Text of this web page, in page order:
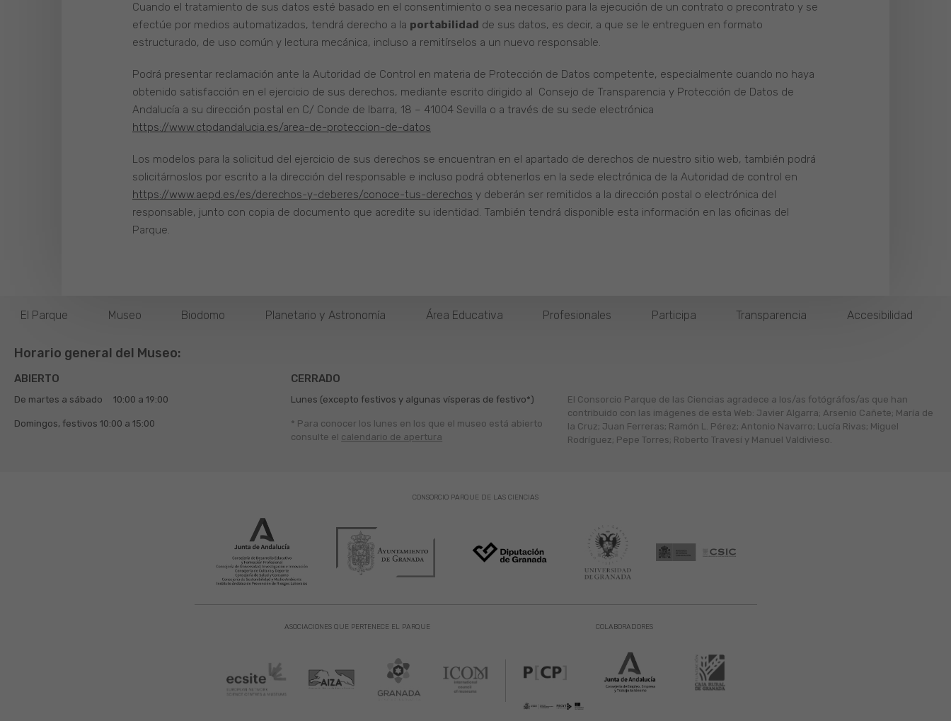
Cuando el tratamiento de sus datos esté basado en el consentimiento o sea necesario para la ejecución de un contrato o precontrato y se
efectúe por medios automatizados, tendrá derecho a la portabilidad de sus datos, es decir, a que se le entreguen en formato
estructurado, de uso común y lectura mecánica, incluso a remitírselos a un nuevo responsable.
Podrá presentar reclamación ante la Autoridad de Control en materia de Protección de Datos competente, especialmente cuando no haya
obtenido satisfacción en el ejercicio de sus derechos, mediante escrito dirigido al Consejo de Transparencia y Protección de Datos de
Andalucía a su dirección postal en C/ Conde de Ibarra, 18 – 41004 Sevilla o a través de su sede electrónica
https://www.ctpdandalucia.es/area-de-proteccion-de-datos
Los modelos para la solicitud del ejercicio de sus derechos se encuentran en el apartado de derechos de nuestro sitio web, también podrá
solicitárnoslos por escrito a la dirección del responsable e incluso podrá obtenerlos en la sede electrónica de la Autoridad de control en
https://www.aepd.es/es/derechos-y-deberes/conoce-tus-derechos y deberán ser remitidos a la dirección postal o electrónica del
responsable, junto con copia de documento que acredite su identidad. También tendrá disponible esta información en las oficinas del
Parque.
El Parque Museo Biodomo Planetario y Astronomía Área Educativa Profesionales Participa Transparencia Accesibilidad
Horario general del Museo:
ABIERTO
De martes a sábado 10:00 a 19:00
Domingos, festivos 10:00 a 15:00
CERRADO
Lunes (excepto festivos y algunas vísperas de festivo*)
* Para conocer los lunes en los que el museo está abierto
consulte el calendario de apertura
El Consorcio Parque de las Ciencias agradece a los/as fotógráfos/as que han
contribuido con las imágenes de esta Web: Javier Algarra; Arsenio Cañete; María de
la Cruz; Juan Ferreras; Ramón L. Pérez; Antonio Navarro; Lucía Rivas; Miguel
Rodríguez; Pepe Torres; Roberto Travesí y Manuel Valdivieso.
ASOCIACIONES QUE PERTENECE EL PARQUE
CONSORCIO PARQUE DE LAS CIENCIAS
COLABORADORES